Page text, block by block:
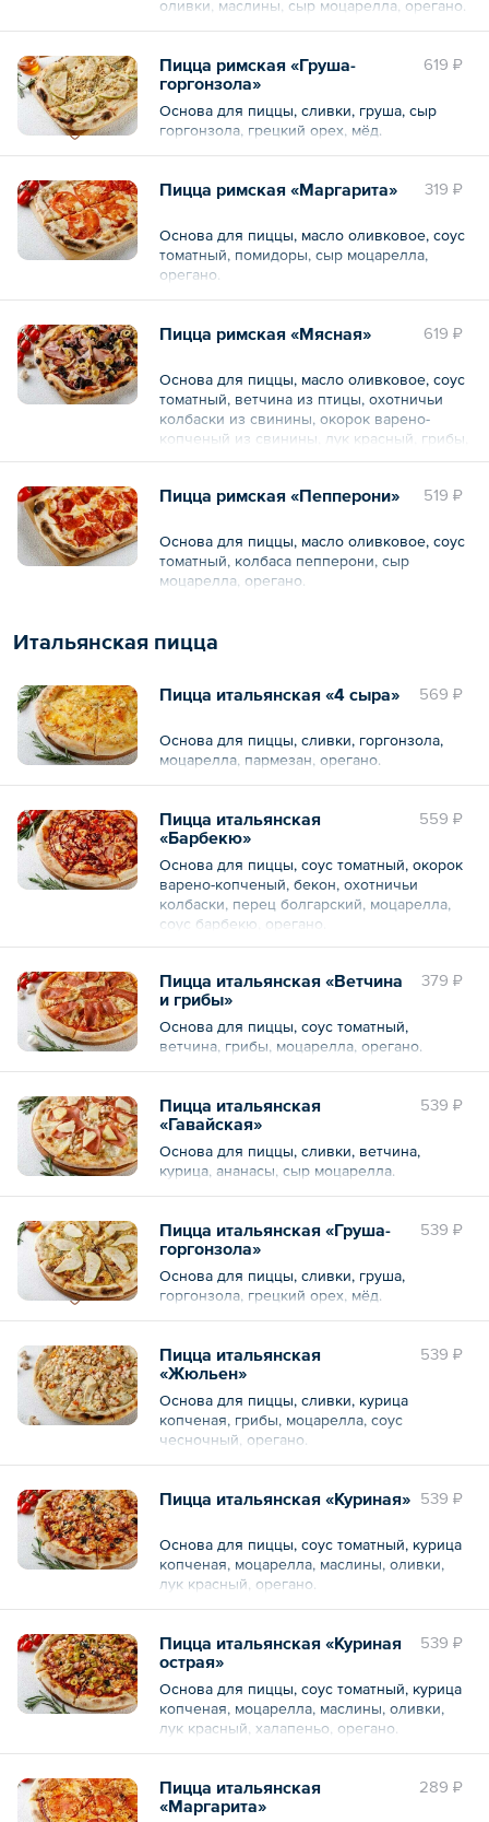
оливки, маслины, сыр моцарелла, орегано.
619 ₽
Пицца римская «Груша-
горгонзола»
Основа для пиццы, сливки, груша, сыр
горгонзола, грецкий орех, мёд.
319 ₽
Пицца римская «Маргарита»
Основа для пиццы, масло оливковое, соус
томатный, помидоры, сыр моцарелла,
орегано.
619 ₽
Пицца римская «Мясная»
Основа для пиццы, масло оливковое, соус
томатный, ветчина из птицы, охотничьи
колбаски из свинины, окорок варено-
копченый из свинины, лук красный, грибы,
маслины, оливки, моцарелла, орегано.
519 ₽
Пицца римская «Пепперони»
Основа для пиццы, масло оливковое, соус
томатный, колбаса пепперони, сыр
моцарелла, орегано.
Итальянская пицца
569 ₽
Пицца итальянская «4 сыра»
Основа для пиццы, сливки, горгонзола,
моцарелла, пармезан, орегано.
559 ₽
Пицца итальянская
«Барбекю»
Основа для пиццы, соус томатный, окорок
варено-копченый, бекон, охотничьи
колбаски, перец болгарский, моцарелла,
соус барбекю, орегано.
379 ₽
Пицца итальянская «Ветчина
и грибы»
Основа для пиццы, cоус томатный,
ветчина, грибы, моцарелла, орегано.
539 ₽
Пицца итальянская
«Гавайская»
Основа для пиццы, сливки, ветчина,
курица, ананасы, сыр моцарелла.
539 ₽
Пицца итальянская «Груша-
горгонзола»
Основа для пиццы, сливки, груша,
горгонзола, грецкий орех, мёд.
539 ₽
Пицца итальянская
«Жюльен»
Основа для пиццы, сливки, курица
копченая, грибы, моцарелла, соус
чесночный, орегано.
539 ₽
Пицца итальянская «Куриная»
Основа для пиццы, соус томатный, курица
копченая, моцарелла, маслины, оливки,
лук красный, орегано.
539 ₽
Пицца итальянская «Куриная
острая»
Основа для пиццы, соус томатный, курица
копченая, моцарелла, маслины, оливки,
лук красный, халапеньо, орегано.
289 ₽
Пицца итальянская
«Маргарита»